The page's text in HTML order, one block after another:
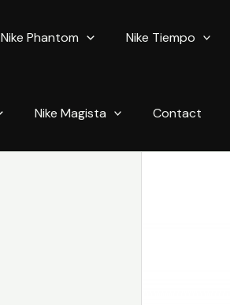
Nike Phantom Nike Tiempo
Nike Magista Contact